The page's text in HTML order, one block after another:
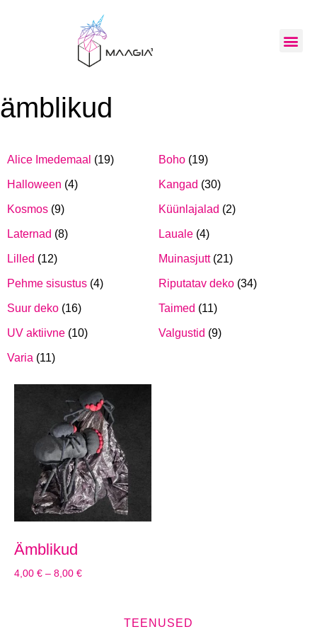
ämblikud
Alice Imedemaal (19) Boho (19)
Halloween (4) Kangad (30)
Kosmos (9) Küünlajalad (2)
Laternad (8) Lauale (4)
Lilled (12) Muinasjutt (21)
Pehme sisustus (4) Riputatav deko (34)
Suur deko (16) Taimed (11)
UV aktiivne (10) Valgustid (9)
Varia (11)
Ämblikud
4,00 € – 8,00 €
TEENUSED